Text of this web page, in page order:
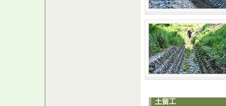
土留工